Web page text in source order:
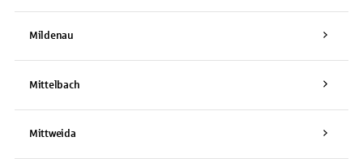
Mildenau
Mittelbach
Mittweida